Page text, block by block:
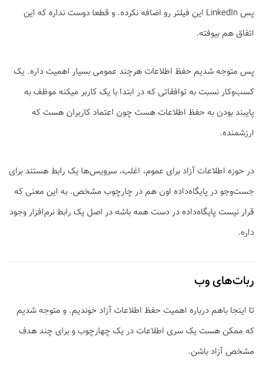
پس LinkedIn این فیلتر رو اضافه نکرده. و قطعا دوست نداره که این
اتفاق هم بیوفته.
پس متوجه شدیم حفظ اطلاعات هرچند عمومی بسیار اهمیت داره. یک
کسب‌وکار نسبت به توافقاتی که در ابتدا با یک کاربر میکنه موظف به
پایبند بودن به حفظ اطلاعات هست چون اعتماد کاربران هست که
ارزشمنده.
در حوزه اطلاعات آزاد برای عموم، اغلب، سرویس‌ها یک رابط هستند برای
جست‌وجو در پایگاه‌داده اون هم در چارچوب مشخص. به این معنی که
قرار نیست پایگاه‌داده در دست همه باشه در اصل یک رابط نرم‌افزار وجود
داره.
ربات‌های وب
تا اینجا باهم درباره اهمیت حفظ اطلاعات آزاد خوندیم. و متوجه شدیم
که ممکن هست یک سری اطلاعات در یک چهارچوب و برای چند هدف
مشخص آزاد باشن.